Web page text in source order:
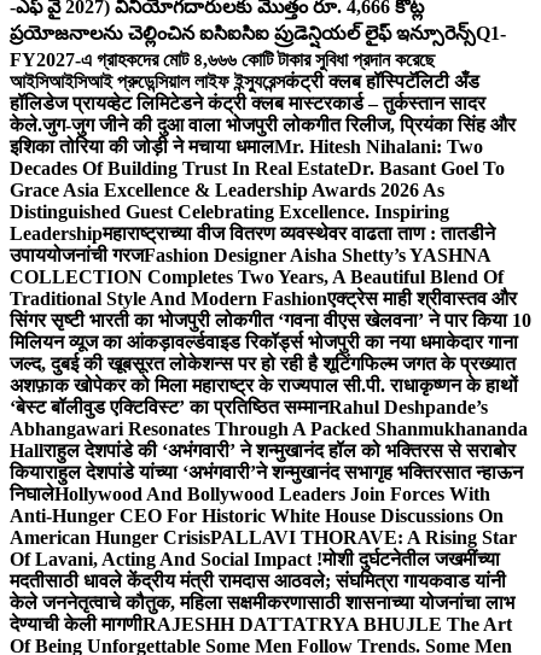
-ఎఫ్ వై 2027) వినియోగదారులకు మొత్తం రూ. 4,666 కోట్ల
ప్రయోజనాలను చెల్లించిన ఐసిఐసిఐ ప్రుడెన్షియల్ లైఫ్ ఇన్సూరెన్స్Q1-
FY2027-এ গ্রাহকদের মোট ৪,৬৬৬ কোটি টাকার সুবিধা প্রদান করেছে
আইসিআইসিআই প্রুডেন্সিয়াল লাইফ ইন্স্যুরেন্সकंट्री क्लब हॉस्पिटॅलिटी अँड
हॉलिडेज प्रायव्हेट लिमिटेडने कंट्री क्लब मास्टरकार्ड – तुर्कस्तान सादर
केले.जुग-जुग जीने की दुआ वाला भोजपुरी लोकगीत रिलीज, प्रियंका सिंह और
इशिका तोरिया की जोड़ी ने मचाया धमालMr. Hitesh Nihalani: Two
Decades Of Building Trust In Real EstateDr. Basant Goel To
Grace Asia Excellence & Leadership Awards 2026 As
Distinguished Guest Celebrating Excellence. Inspiring
Leadershipमहाराष्ट्राच्या वीज वितरण व्यवस्थेवर वाढता ताण : तातडीने
उपाययोजनांची गरजFashion Designer Aisha Shetty’s YASHNA
COLLECTION Completes Two Years, A Beautiful Blend Of
Traditional Style And Modern Fashionएक्ट्रेस माही श्रीवास्तव और
सिंगर सृष्टी भारती का भोजपुरी लोकगीत ‘गवना वीएस खेलवना’ ने पार किया 10
मिलियन व्यूज का आंकड़ावर्ल्डवाइड रिकॉर्ड्स भोजपुरी का नया धमाकेदार गाना
जल्द, दुबई की खूबसूरत लोकेशन्स पर हो रही है शूटिंगफिल्म जगत के प्रख्यात
अशफ़ाक खोपेकर को मिला महाराष्ट्र के राज्यपाल सी.पी. राधाकृष्णन के हाथों
‘बेस्ट बॉलीवुड एक्टिविस्ट’ का प्रतिष्ठित सम्मानRahul Deshpande’s
Abhangawari Resonates Through A Packed Shanmukhananda
Hallराहुल देशपांडे की ‘अभंगवारी’ ने शन्मुखानंद हॉल को भक्तिरस से सराबोर
कियाराहुल देशपांडे यांच्या ‘अभंगवारी’ने शन्मुखानंद सभागृह भक्तिरसात न्हाऊन
निघालेHollywood And Bollywood Leaders Join Forces With
Anti-Hunger CEO For Historic White House Discussions On
American Hunger CrisisPALLAVI THORAVE: A Rising Star
Of Lavani, Acting And Social Impact !मोशी दुर्घटनेतील जखमींच्या
मदतीसाठी धावले केंद्रीय मंत्री रामदास आठवले; संघमित्रा गायकवाड यांनी
केले जननेतृत्वाचे कौतुक, महिला सक्षमीकरणासाठी शासनाच्या योजनांचा लाभ
देण्याची केली मागणीRAJESHH DATTATRYA BHUJLE The Art
Of Being Unforgettable Some Men Follow Trends. Some Men